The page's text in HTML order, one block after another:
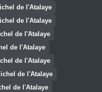
de l'Atalaye
de l'Atalaye
de l'Atalaye
de l'Atalaye
de l'Atalaye
de l'Atalaye
de l'Atalaye